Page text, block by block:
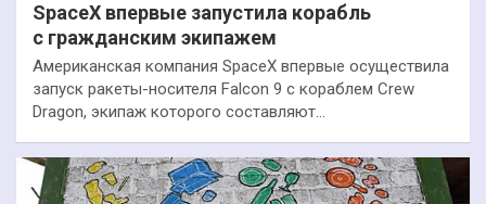
SpaceX впервые запустила корабль
с гражданским экипажем
Американская компания SpaceX впервые осуществила
запуск ракеты-носителя Falcon 9 с кораблем Crew
Dragon, экипаж которого составляют…